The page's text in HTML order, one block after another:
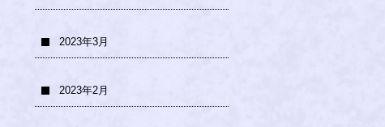
2023年3月
2023年2月